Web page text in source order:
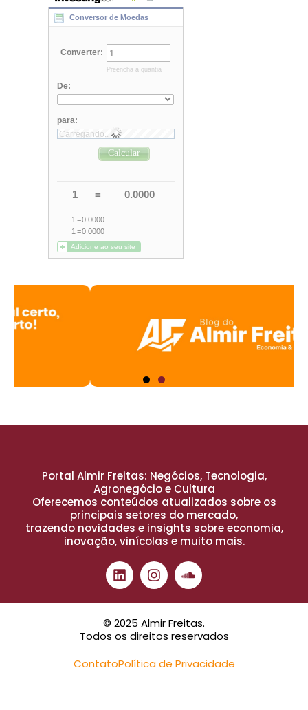
Portal Almir Freitas: Negócios, Tecnologia,
Agronegócio e Cultura
Oferecemos conteúdos atualizados sobre os
principais setores do mercado,
trazendo novidades e insights sobre economia,
inovação, vinícolas e muito mais.
© 2025 Almir Freitas.
Todos os direitos reservados
ContatoPolítica de Privacidade